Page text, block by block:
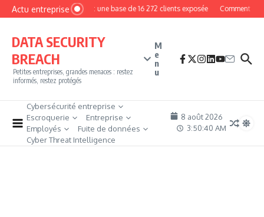
Aller au contenu
Actu entrepriseMyPhoto : une base de 16 272 clients exposée Comment
DATA SECURITY
BREACH
Petites entreprises, grandes menaces : restez
informés, restez protégés
M
e
n
u
Cybersécurité entreprise
Escroquerie
Entreprise
Employés
Fuite de données
Cyber Threat Intelligence
8 août 2026
3:50:41 AM